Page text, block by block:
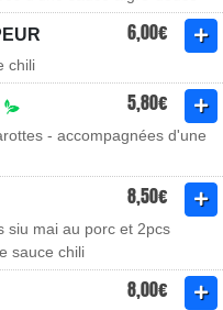
6,00€
chili
5,80€
- accompagnées d'une
8,50€
siu mai au porc et 2pcs
sauce chili
8,00€